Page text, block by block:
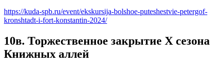
https://kuda-spb.ru/event/ekskursija-bolshoe-puteshestvie-petergof-
kronshtadt-i-fort-konstantin-2024/
10в. Торжественное закрытие Х сезона
Книжных аллей